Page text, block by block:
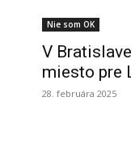
Nie som OK
V
miesto pre
28. februára 2025